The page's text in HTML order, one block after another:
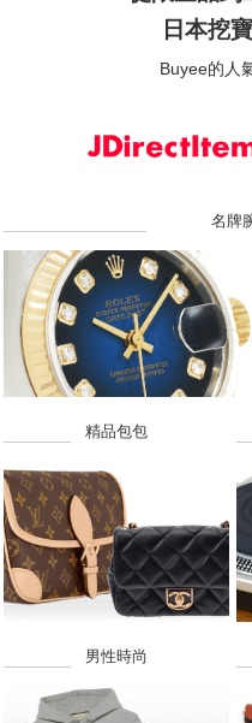
日本挖
Buyee的人
名牌
精品包包
男性時尚